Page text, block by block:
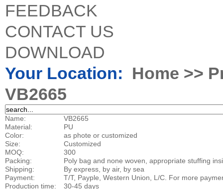
FEEDBACK
CONTACT US
DOWNLOAD
Your Location: Home >>
VB2665
Name:
VB2665
Material:
PU
Color:
as phote or customized
Size:
Customized
MOQ:
300
Packing:
Poly bag and none woven, appropriate stuffing
Shipping:
By express, by air, by sea
Payment:
T/T, Payple, Western Union, L/C. For more
Production time:
30-45 days